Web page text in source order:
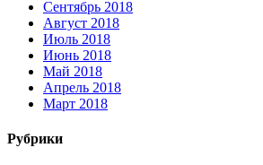
Сентябрь 2018
Август 2018
Июль 2018
Июнь 2018
Май 2018
Апрель 2018
Март 2018
Рубрики